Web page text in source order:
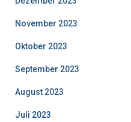
November 2023
Oktober 2023
September 2023
August 2023
Juli 2023